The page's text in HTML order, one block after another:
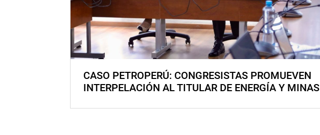
CASO PETROPERÚ: CONGRESISTAS PROMUEVEN
INTERPELACIÓN AL TITULAR DE ENERGÍA Y MINAS